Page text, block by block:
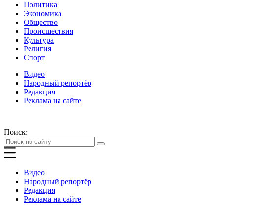
Политика
Экономика
Общество
Происшествия
Культура
Религия
Спорт
Видео
Народный репортёр
Редакция
Реклама на сайте
Поиск:
Видео
Народный репортёр
Редакция
Реклама на сайте